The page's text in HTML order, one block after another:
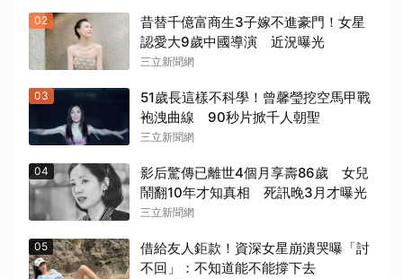
02
昔替千億富商生3子嫁不進豪門！女星
認愛大9歲中國導演 近況曝光
三立新聞網
03
51歲長這樣不科學！曾馨瑩挖空馬甲戰
袍洩曲線 90秒片掀千人朝聖
三立新聞網
04
影后驚傳已離世4個月享壽86歲 女兒
鬧翻10年才知真相 死訊晚3月才曝光
三立新聞網
05
借給友人鉅款！資深女星崩潰哭曝「討
不回」：不知道能不能撐下去